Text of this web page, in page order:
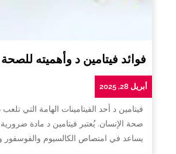
فوائد فيتامين د وأهميته للصحة
أبريل 28, 2025
فيتامين د أحد الفيتامينات الهامة التي
صحة الإنسان. يُعتبر فيتامين د مادة
يساعد في امتصاص الكالسيوم والفوسفور